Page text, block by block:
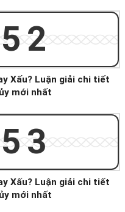
Xấu? Luận giải chi tiết
mới nhất
Xấu? Luận giải chi tiết
mới nhất